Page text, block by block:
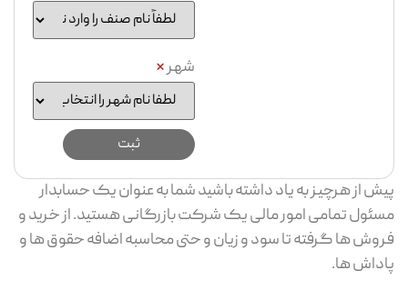
شهر*
پیش از هرچیز به یاد داشته باشید شما به عنوان یک حسابدار
مسئول تمامی امور مالی یک شرکت بازرگانی هستید. از خرید و
فروش ها گرفته تا سود و زیان و حتی محاسبه اضافه حقوق ها و
پاداش ها.